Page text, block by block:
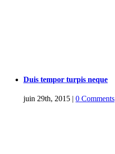
Duis tempor turpis neque
juin 29th, 2015 | 0 Comments